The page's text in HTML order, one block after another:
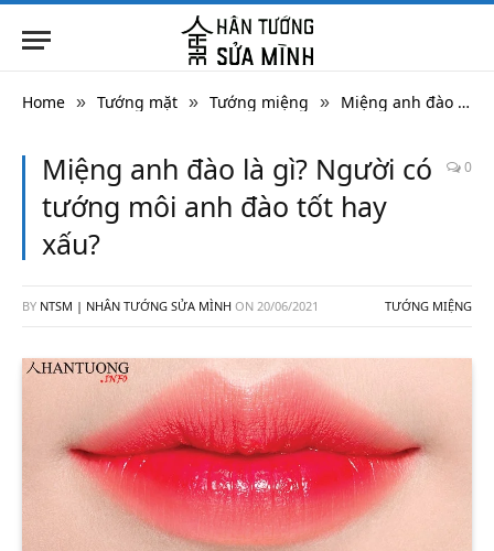
Home » Tướng mặt » Tướng miệng » Miệng anh đào là gì? Người có tướng môi anh đào tốt hay xấu?
Miệng anh đào là gì? Người có
tướng môi anh đào tốt hay
xấu?
0
BY NTSM | NHÂN TƯỚNG SỬA MÌNH ON 20/06/2021 TƯỚNG MIỆNG